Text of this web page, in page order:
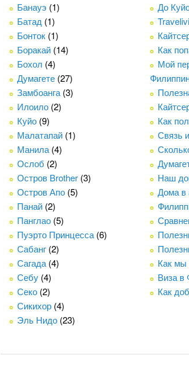
Банауэ (1)
Батад (1)
Бонток (1)
Боракай (14)
Бохол (4)
Думагете (27)
Замбоанга(3)
Илоило (2)
Куйо (9)
Малатапай (1)
Манила(4)
Ослоб (2)
Остров Brother (3)
Остров Апо (5)
Панай (2)
Панглао (5)
Пуэрто Принцесса(6)
Сабанг (2)
Сагада(4)
Себу (4)
Секо (2)
Сикихор (4)
Эль Нидо (23)
До
Как
Мой
Как
Связь
Наш
Дома в
Как мы
Виза в
Как